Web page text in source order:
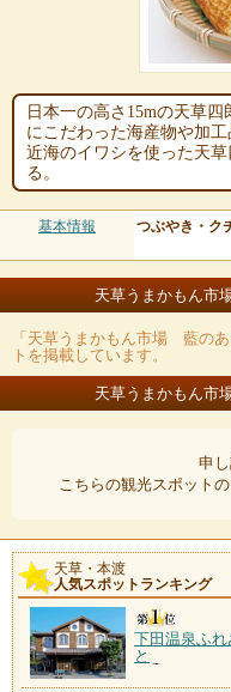
日本一の高さ15mの天草
にこだわった海産物や加
近海のイワシを使った天
る。
基本情報 つぶやき・ク
天草うまかもん市
「天草うまかもん市場 藍の
トを掲載しています。
天草うまかもん市
申し
こちらの観光スポット
天草・本渡
人気スポットランキング
下田温泉ふ
と